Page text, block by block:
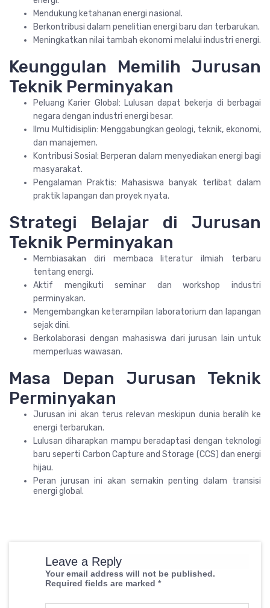
Mendukung ketahanan energi nasional.
Berkontribusi dalam penelitian energi baru dan terbarukan.
Meningkatkan nilai tambah ekonomi melalui industri energi.
Keunggulan Memilih Jurusan
Teknik Perminyakan
Peluang Karier Global: Lulusan dapat bekerja di berbagai
negara dengan industri energi besar.
Ilmu Multidisiplin: Menggabungkan geologi, teknik, ekonomi,
dan manajemen.
Kontribusi Sosial: Berperan dalam menyediakan energi bagi
masyarakat.
Pengalaman Praktis: Mahasiswa banyak terlibat dalam
praktik lapangan dan proyek nyata.
Strategi Belajar di Jurusan
Teknik Perminyakan
Membiasakan diri membaca literatur ilmiah terbaru
tentang energi.
Aktif mengikuti seminar dan workshop industri
perminyakan.
Mengembangkan keterampilan laboratorium dan lapangan
sejak dini.
Berkolaborasi dengan mahasiswa dari jurusan lain untuk
memperluas wawasan.
Masa Depan Jurusan Teknik
Perminyakan
Jurusan ini akan terus relevan meskipun dunia beralih ke
energi terbarukan.
Lulusan diharapkan mampu beradaptasi dengan teknologi
baru seperti Carbon Capture and Storage (CCS) dan energi
hijau.
Peran jurusan ini akan semakin penting dalam transisi
energi global.
Leave a Reply
Your email address will not be published.
Required fields are marked *